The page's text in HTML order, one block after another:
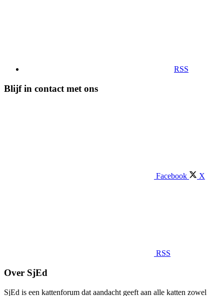
RSS
Blijf in contact met ons
Facebook X
RSS
Over SjEd
SjEd is een kattenforum dat aandacht geeft aan alle katten zowel